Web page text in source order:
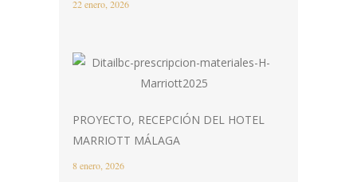
22 enero, 2026
PROYECTO, RECEPCIÓN DEL HOTEL
MARRIOTT MÁLAGA
8 enero, 2026